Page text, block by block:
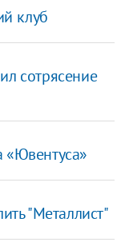
клуб
сотрясение
«Ювентуса»
"Металлист"